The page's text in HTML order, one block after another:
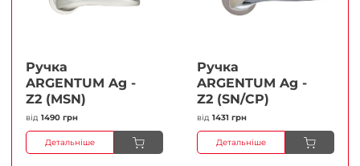
Ручка
ARGENTUM Ag -
Z2 (MSN)
від 1490 грн
Детальніше
Ручка
ARGENTUM Ag -
Z2 (SN/CP)
від 1431 грн
Детальніше